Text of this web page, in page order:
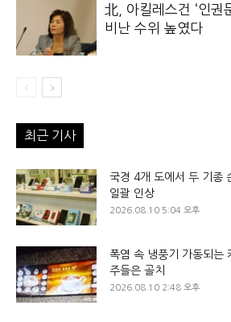
北, 아킬레스건 ‘인권
비난 수위 높였다
최근 기사
국경 4개 도에서 두 기종
일괄 인상
2026.08.10 5:04 오후
폭염 속 냉풍기 가동되는
주들은 골치
2026.08.10 2:48 오후